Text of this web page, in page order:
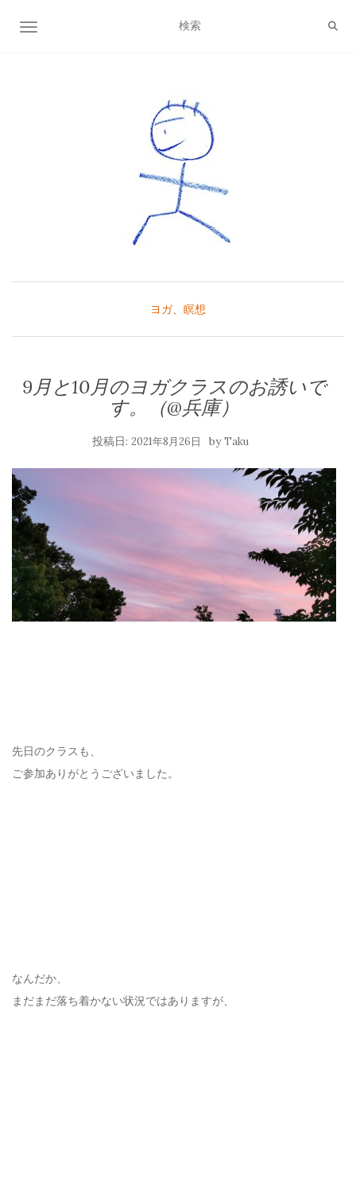
ナビゲーション切り替え
ヨガ、瞑想
9月と10月のヨガクラスのお誘いで
す。（@兵庫）
投稿日: 2021年8月26日 byTaku
先日のクラスも、
ご参加ありがとうございました。
なんだか、
まだまだ落ち着かない状況ではありますが、